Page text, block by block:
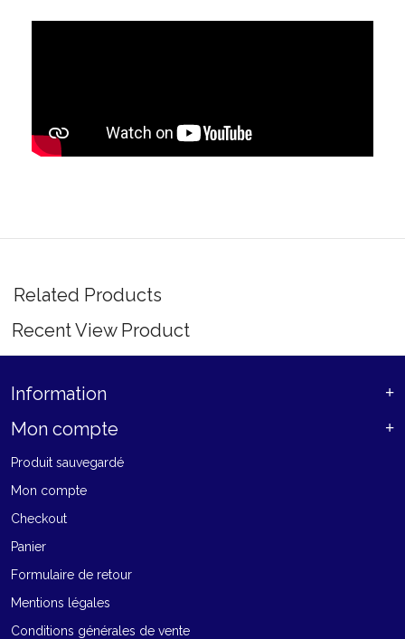
Related Products
Recent View Product
Information
Mon compte
Produit sauvegardé
Mon compte
Checkout
Panier
Formulaire de retour
Mentions légales
Conditions générales de vente